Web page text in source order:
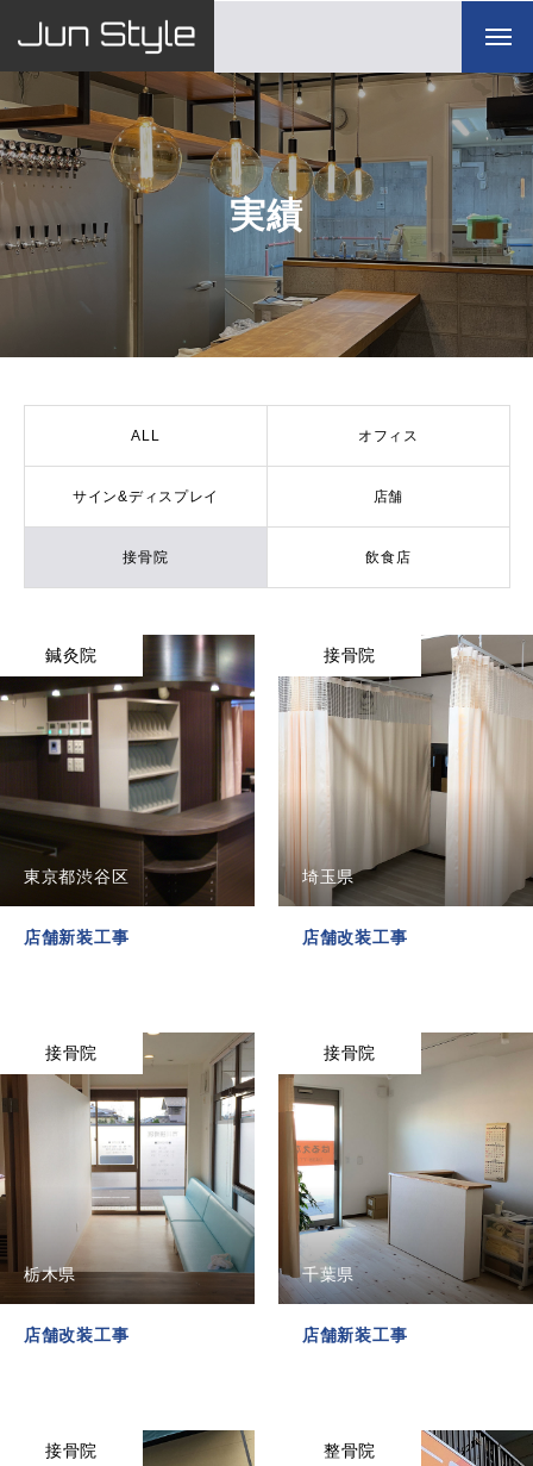
実績
ALL オフィス
サイン&ディスプレイ 店舗
接骨院 飲食店
鍼灸院
東京都渋谷区
店舗新装工事
接骨院
埼玉県
店舗改装工事
接骨院
栃木県
店舗改装工事
接骨院
千葉県
店舗新装工事
接骨院 整骨院